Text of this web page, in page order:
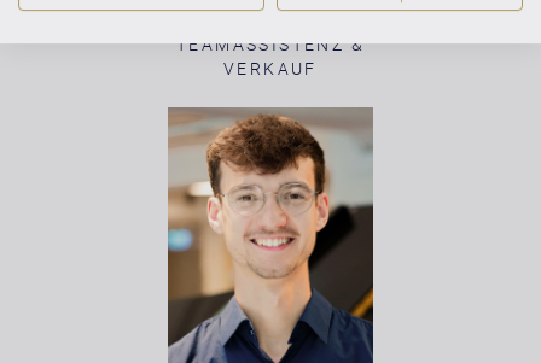
TEAMASSISTENZ &
VERKAUF